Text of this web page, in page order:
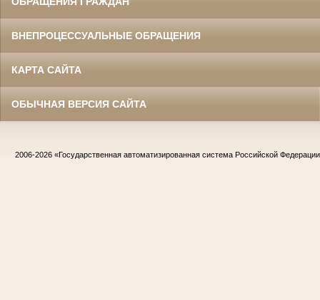
ВНЕПРОЦЕССУАЛЬНЫЕ ОБРАЩЕНИЯ
КАРТА САЙТА
ОБЫЧНАЯ ВЕРСИЯ САЙТА
2006-2026 «Государственная автоматизированная система Российской